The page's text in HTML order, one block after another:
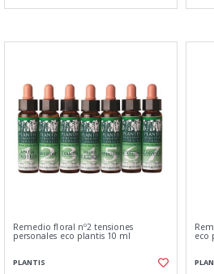
Remedio floral nº2 tensiones
personales eco plantis 10 ml
PLANTIS
eco